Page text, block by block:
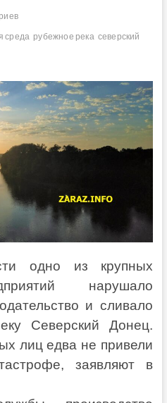
среда рубежное река северский
одно из крупных
нарушало
и сливало
Северский Донец.
лиц едва не привели
заявляют в